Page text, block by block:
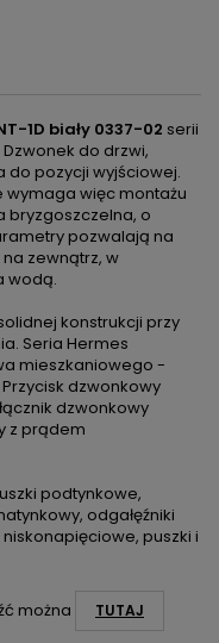
1D biały 0337-02 serii
Dzwonek do drzwi,
do pozycji wyjściowej.
wymaga więc montażu
bryzgoszczelna, o
pozwalają na
zewnątrz, w
wodą.
konstrukcji przy
Seria Hermes
mieszkaniowego -
dzwonkowy
dzwonkowy
z prądem
podtynkowe,
odgałęźniki
puszki i
można TUTAJ